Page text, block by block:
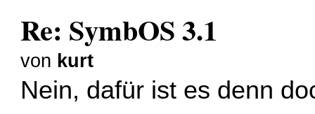
Re: SymbOS 3.1
von kurt
Nein, dafür ist es denn